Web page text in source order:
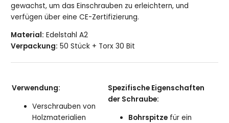
gewachst, um das Einschrauben zu erleichtern, und
verfügen über eine CE-Zertifizierung.
Material: Edelstahl A2
Verpackung: 50 Stück + Torx 30 Bit
Verwendung:
Verschrauben von
Holzmaterialien
Spezifische Eigenschaften
der Schraube:
Bohrspitze für ein